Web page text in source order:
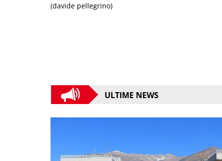
(davide pellegrino)
ULTIME NEWS